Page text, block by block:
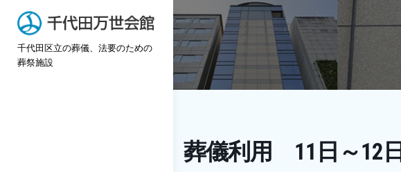
Skip
content
千代田区立の葬儀、法要のための
葬祭施設
葬儀利用 11日～12日